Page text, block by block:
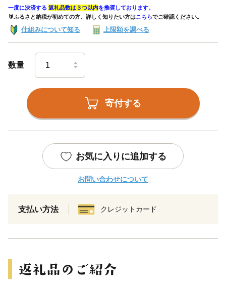
一度に決済する 返礼品数は３つ以内を推奨しております。
🔰ふるさと納税が初めての方、詳しく知りたい方はこちらでご確認ください。
仕組みについて知る 上限額を調べる
数量
寄付する
お気に入りに追加する
お問い合わせについて
支払い方法 クレジットカード